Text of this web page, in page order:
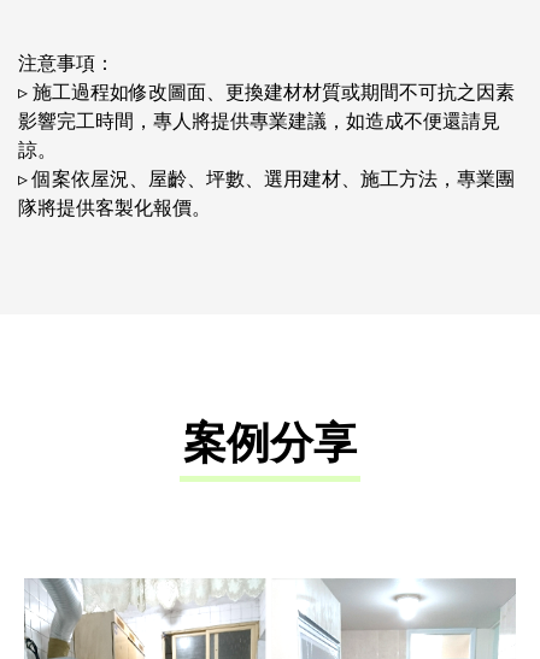
水電工程
-檢測水壓、排水及給水是否堵塞
注意事項：
▹ 施工過程如修改圖面、更換建材材質或期間不可抗之因素
影響完工時間，專人將提供專業建議，如造成不便還請見
諒。
▹ 個案依屋況、屋齡、坪數、選用建材、施工方法，專業團
隊將提供客製化報價。
案例分享